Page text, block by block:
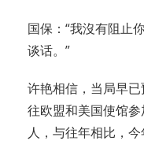
国保：“我沒有阻止
谈话。”
许艳相信，当局早
往欧盟和美国使馆
人，与往年相比，今